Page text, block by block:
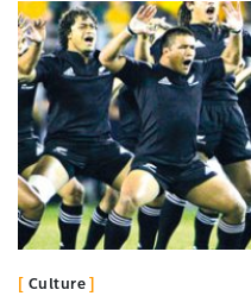
Culture